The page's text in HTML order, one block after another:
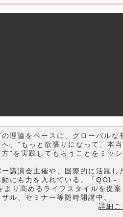
理論をベースに、グローバルな
、”もっと欲張りになって、本当
”を実践してもらうことをミッシ
講演会主催や、国際的に活躍し
にも力を入れている。「QOL-
り高めるライフスタイルを提案
ル、セミナー等随時開講中。
詳細こ